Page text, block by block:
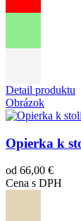
Detail produktu
Obrázok
Opierka k
od 66,00 €
Cena s DPH